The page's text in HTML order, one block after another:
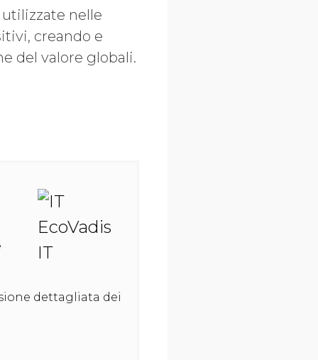
nelle
creando e
del valore globali.
dettagliata dei